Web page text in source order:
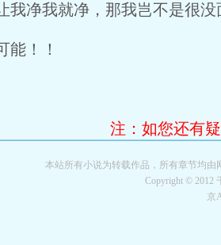
净我就净，那我岂不是很没
！！
注：如您还有疑
本站所有小说为转载作品，所有章节均
Copyright © 2012
京